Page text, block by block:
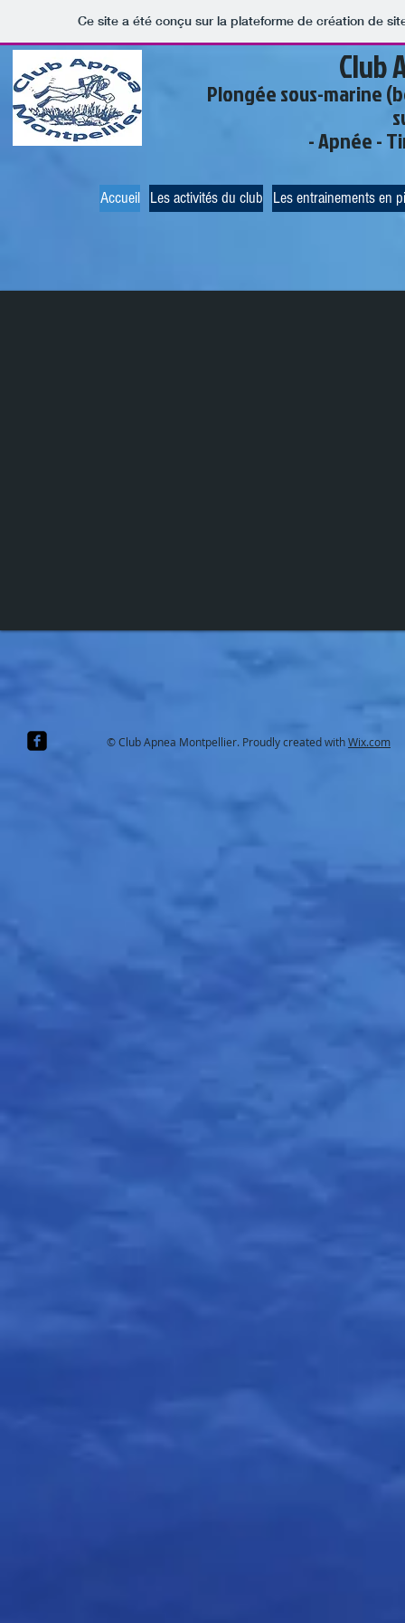
Ce site a été conçu sur la plateforme de création de
Club
Plongée sous-marine
- Apnée -
Accueil Les activités du club Les entrainements en
© Club Apnea Montpellier. Proudly created withWix.com